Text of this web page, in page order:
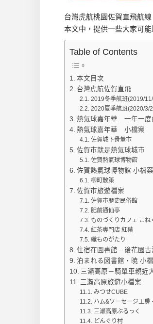
台灣虎航桃園佐賀直飛航
本文中，提供一些大家可
Table of Contents
本文目次
台灣虎航佐賀直飛
2019冬季航班(2019/
2020夏季航班(2020/3/
熱氣球嘉年華 一年一度
熱氣球嘉年華 小檔案
佐賀城下骨董市
佐賀市就是熱氣球城市
佐賀熱氣球博物館
佐賀熱氣球博物館 小檔案
柳町散策
佐賀市旅遊檔案
佐賀市歷史民俗館
肥前通仙亭
ものづくりカフェ こね
紅茶専門店 紅葉
織ものがたり
住宿在圖書館－後花園古
泊まれる図書館・暁 小
三瀨高原－騎單車親近
三瀨高原旅遊小檔案
みつせCUBE
ハム&ソーセージ工房
三瀬高原ぶるっく
どんぐり村